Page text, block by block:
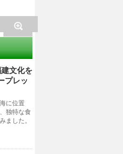
文化を
プレッ
に位置
独特な食
ました。